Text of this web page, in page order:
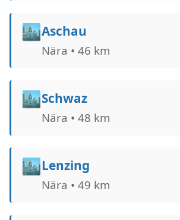
🏙️Aschau
Nära • 46 km
🏙️Schwaz
Nära • 48 km
🏙️Lenzing
Nära • 49 km